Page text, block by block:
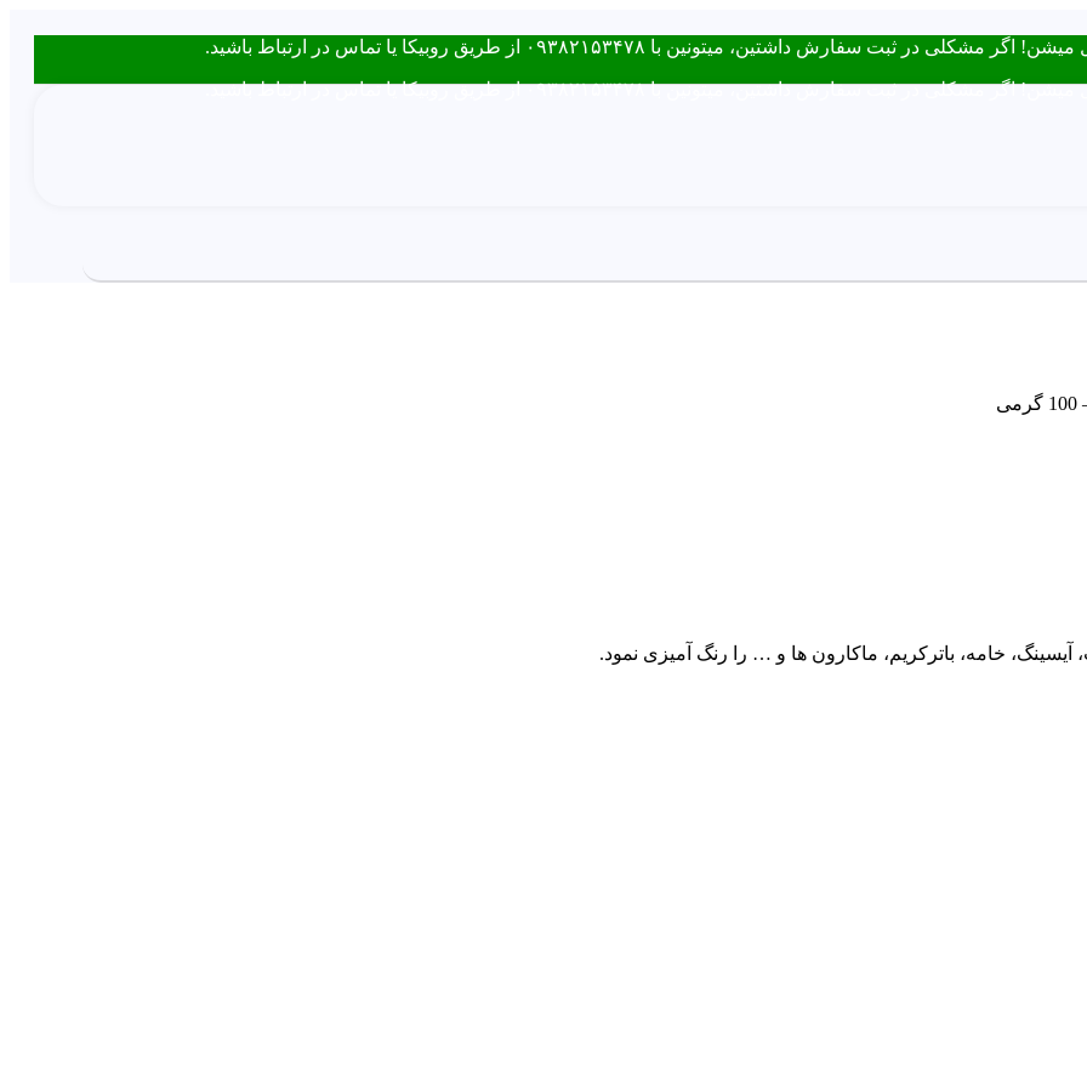
داشتین، میتونین با ۰۹۳۸۲۱۵۳۴۷۸ از طریق روبیکا یا تماس در ارتباط باشید.
داشتین، میتونین با ۰۹۳۸۲۱۵۳۴۷۸ از طریق روبیکا یا تماس در ارتباط باشید.
آیسینگ، خامه، باترکریم، ماکارون ها و … را رنگ آمیزی نمود.